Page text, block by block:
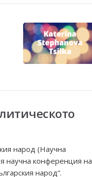
народ (Научна
научна конференция на
народ“.